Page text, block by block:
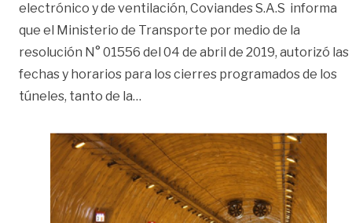
electrónico y de ventilación, Coviandes S.A.S informa
que el Ministerio de Transporte por medio de la
resolución N° 01556 del 04 de abril de 2019, autorizó las
fechas y horarios para los cierres programados de los
túneles, tanto de la…